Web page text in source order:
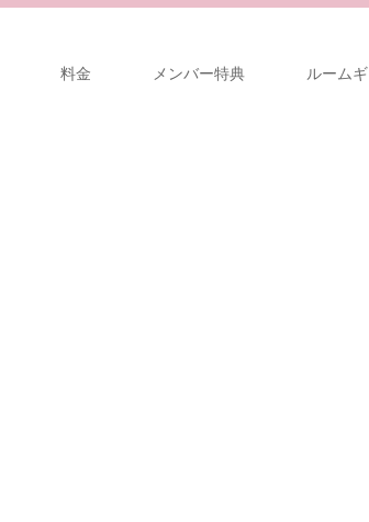
料金 メンバー特典 ルーム